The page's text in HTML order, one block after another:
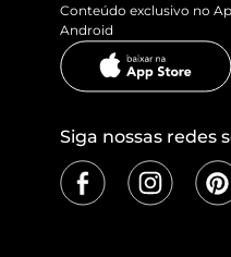
Conteúdo exclusivo no
Android
Siga nossas redes